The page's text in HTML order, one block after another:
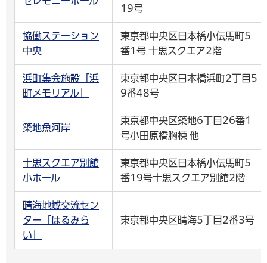
19号
協働ステーション
中央
東京都中央区日本橋小伝馬町5
番1号 十思スクエア2階
浜町集会施設「浜
町メモリアル」
東京都中央区日本橋浜町2丁目5
9番48号
築地魚河岸
東京都中央区築地6丁目26番1
号小田原橋胸棟 他
十思スクエア別館
小ホール
東京都中央区日本橋小伝馬町5
番19号十思スクエア別館2階
晴海地域交流セン
ター「はるみら
い」
東京都中央区晴海5丁目2番3号